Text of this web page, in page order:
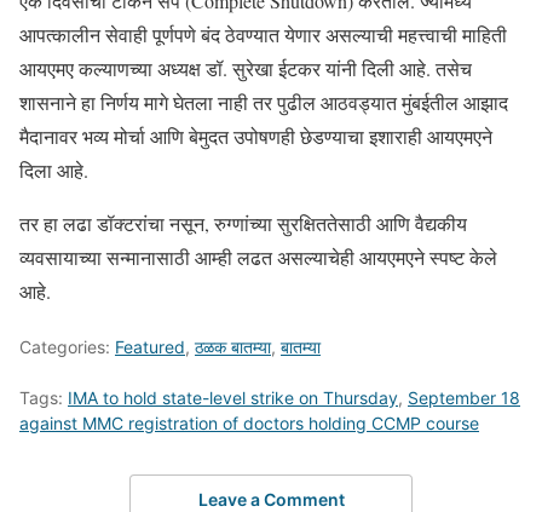
आपत्कालीन सेवाही पूर्णपणे बंद ठेवण्यात येणार असल्याची महत्त्वाची माहिती
आयएमए कल्याणच्या अध्यक्ष डॉ. सुरेखा ईटकर यांनी दिली आहे. तसेच
शासनाने हा निर्णय मागे घेतला नाही तर पुढील आठवड्यात मुंबईतील आझाद
मैदानावर भव्य मोर्चा आणि बेमुदत उपोषणही छेडण्याचा इशाराही आयएमएने
दिला आहे.
तर हा लढा डॉक्टरांचा नसून, रुग्णांच्या सुरक्षिततेसाठी आणि वैद्यकीय
व्यवसायाच्या सन्मानासाठी आम्ही लढत असल्याचेही आयएमएने स्पष्ट केले
आहे.
Categories: Featured, ठळक बातम्या, बातम्या
Tags: IMA to hold state-level strike on Thursday, September 18
against MMC registration of doctors holding CCMP course
Leave a Comment